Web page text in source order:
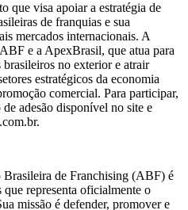
que visa apoiar a estratégia de
de franquias e sua
mercados internacionais. A
e a ApexBrasil, que atua para
no exterior e atrair
estratégicos da economia
comercial. Para participar,
adesão disponível no site e
Brasileira de Franchising (ABF) é
representa oficialmente o
missão é defender, promover e